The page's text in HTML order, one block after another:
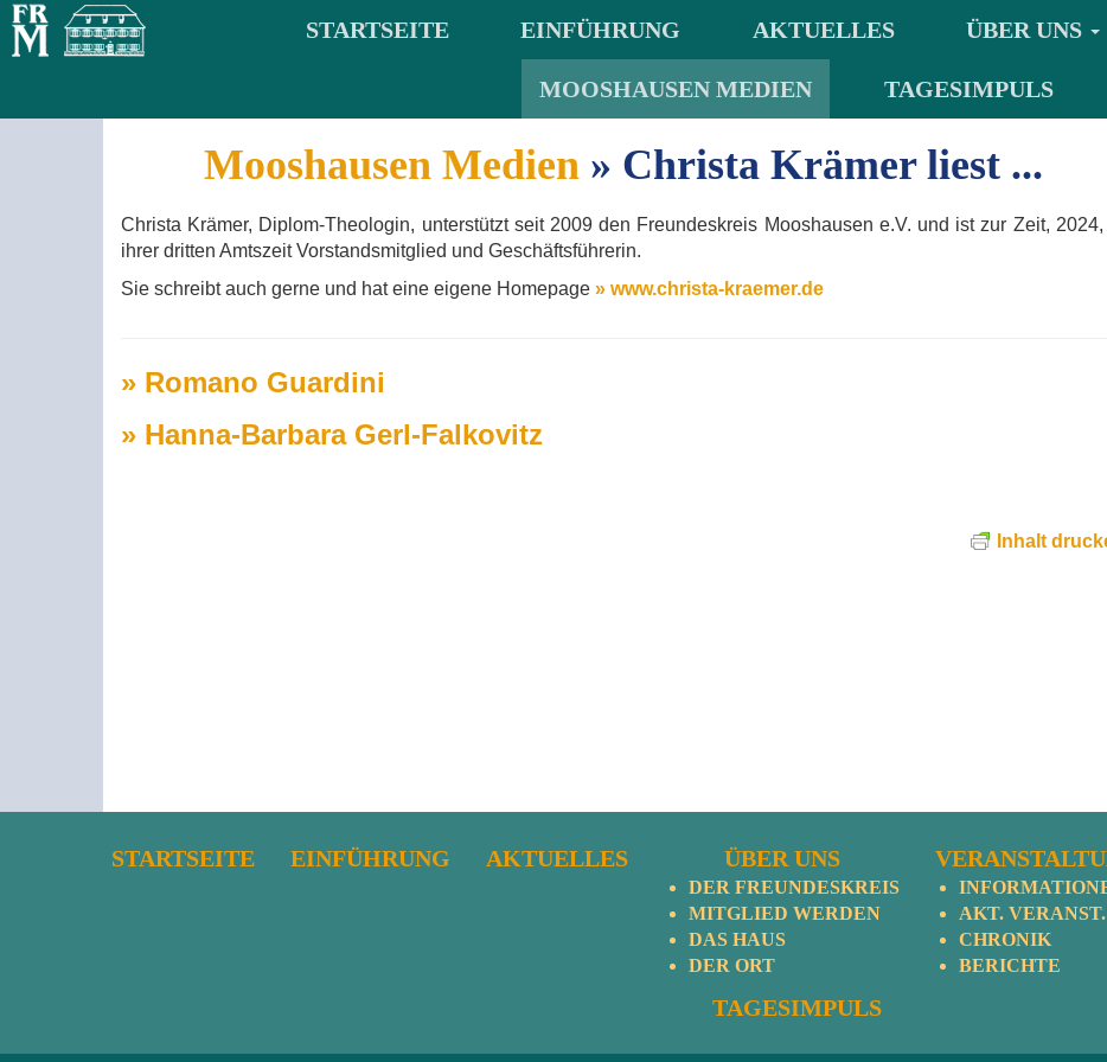
STARTSEITE EINFÜHRUNG AKTUELLES ÜBER UNS
MOOSHAUSEN MEDIEN TAGESIMPULS
Mooshausen Medien » Christa Krämer liest ...
Christa Krämer, Diplom-Theologin, unterstützt seit 2009 den Freundeskreis Mooshausen e.V. und ist zur Zeit, 2024,
ihrer dritten Amtszeit Vorstandsmitglied und Geschäftsführerin.
Sie schreibt auch gerne und hat eine eigene Homepage » www.christa-kraemer.de
» Romano Guardini
» Hanna-Barbara Gerl-Falkovitz
Inhalt
STARTSEITE EINFÜHRUNG AKTUELLES ÜBER UNS
DER FREUNDESKREIS
MITGLIED WERDEN
DAS HAUS
DER ORT
AKT. VERANST.
CHRONIK
BERICHTE
TAGESIMPULS